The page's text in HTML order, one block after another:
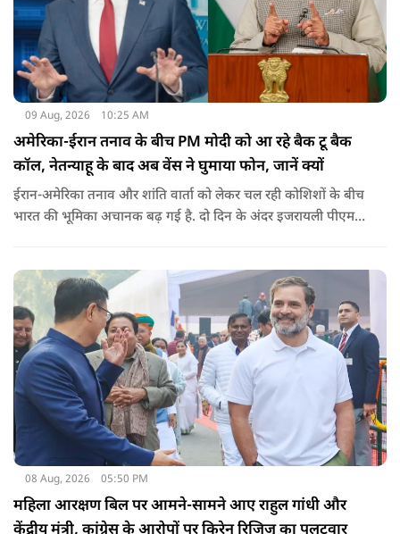
09 Aug, 2026 10:25 AM
अमेरिका-ईरान तनाव के बीच PM मोदी को आ रहे बैक टू बैक
कॉल, नेतन्याहू के बाद अब वेंस ने घुमाया फोन, जानें क्यों
ईरान-अमेरिका तनाव और शांति वार्ता को लेकर चल रही कोशिशों के बीच
भारत की भूमिका अचानक बढ़ गई है. दो दिन के अंदर इजरायली पीएम
08 Aug, 2026 05:50 PM
महिला आरक्षण बिल पर आमने-सामने आए राहुल गांधी और
केंद्रीय मंत्री, कांग्रेस के आरोपों पर किरेन रिजिजू का पलटवार